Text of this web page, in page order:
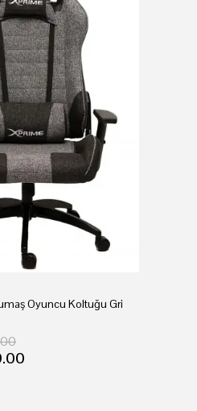
Oyuncu Koltuğu Gri